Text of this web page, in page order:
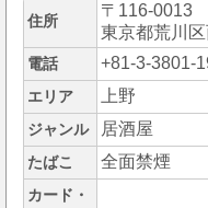
住所
〒116-0013
東京都荒川
電話 +81-3-3801-
エリア 上野
ジャンル 居酒屋
たばこ 全面禁煙
カード・